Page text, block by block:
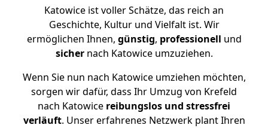
Katowice ist voller Schätze, das reich an
Geschichte, Kultur und Vielfalt ist. Wir
ermöglichen Ihnen, günstig, professionell und
sichernach Katowice umzuziehen.
Wenn Sie nun nach Katowice umziehen möchten,
sorgen wir dafür, dass Ihr Umzug von Krefeld
nach Katowice reibungslos und stressfrei
verläuft. Unser erfahrenes Netzwerk plant Ihren